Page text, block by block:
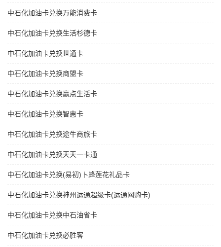
中石化加油卡兑换万能消费卡
中石化加油卡兑换生活杉德卡
中石化加油卡兑换世通卡
中石化加油卡兑换商盟卡
中石化加油卡兑换赢点生活卡
中石化加油卡兑换智惠卡
中石化加油卡兑换途牛商旅卡
中石化加油卡兑换天天一卡通
中石化加油卡兑换(易初)卜蜂莲花礼品卡
中石化加油卡兑换神州运通超级卡(运通网购卡)
中石化加油卡兑换中石油省卡
中石化加油卡兑换必胜客